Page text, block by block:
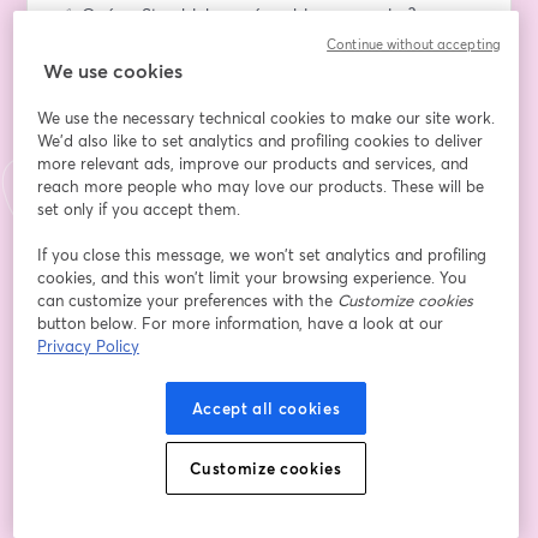
✅ ¿Qué es Storyblok y qué problema resuelve?
✅ ¿Quiénes usan Storyblok y por qué?
✅ Facundo Giuliani nos muestra las funcionalidades
más relevantes de Storyblok en acción.
💡 Pitches
✅ ¿Cómo le explicarían a un CMO el valor de
Storyblok?
✅ ¿Cómo lo harían a un CTO?
✅ ¿Y a un CEO?
🔥 Debate final
✅ ¿Qué diferencia a Storyblok de otras herramientas
We use cookies
We use the necessary technical cookies to make our site work.
We'd also like to set analytics and profiling cookies to deliver
more relevant ads, improve our products and services, and
reach more people who may love our products. These will be
set only if you accept them.
If you close this message, we won’t set analytics and profiling
cookies, and this won’t limit your browsing experience. You
can customize your preferences with the Customize cookies
button below. For more information, have a look at our
Privacy Policy
Accept all cookies
Customize cookies
Continue without accepting